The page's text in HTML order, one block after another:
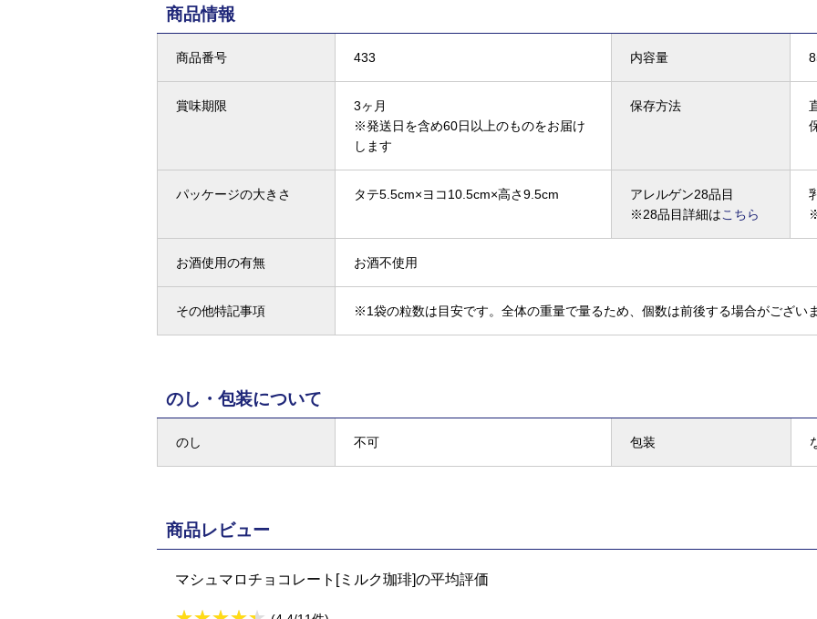
商品情報
商品番号 433 内容量
賞味期限
3ヶ月
※発送日を含め60日以上のものをお届け
します
保存方法
パッケージの大きさ タテ5.5cm×ヨコ10.5cm×高さ9.5cm
アレルゲン28品目
※28品目詳細はこちら
お酒使用の有無 お酒不使用
その他特記事項 ※1袋の粒数は目安です。全体の重量で量るため、個数は前後する場合がござい
のし・包装について
のし 不可 包装
商品レビュー
マシュマロチョコレート[ミルク珈琲]の平均評価